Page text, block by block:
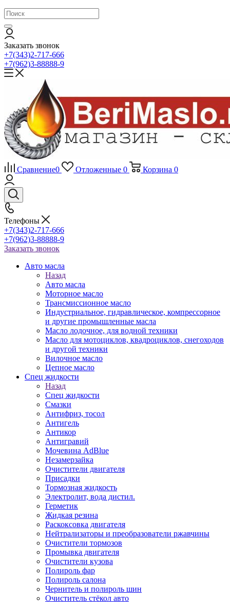
Заказать звонок
+7(343)2-717-666
+7(962)3-88888-9
Сравнение0 Отложенные 0 Корзина 0
Телефоны
+7(343)2-717-666
+7(962)3-88888-9
Заказать звонок
Авто масла
Назад
Авто масла
Моторное масло
Трансмиссионное масло
Индустриальное, гидравлическое, компрессорное
и другие промышленные масла
Масло лодочное, для водной техники
Масло для мотоциклов, квадроциклов, снегоходов
и другой техники
Вилочное масло
Цепное масло
Спец жидкости
Назад
Спец жидкости
Смазки
Антифриз, тосол
Антигель
Антикор
Антигравий
Мочевина AdBlue
Незамерзайка
Очистители двигателя
Присадки
Тормозная жидкость
Электролит, вода дистил.
Герметик
Жидкая резина
Раскоксовка двигателя
Нейтрализаторы и преобразователи ржавчины
Очистители тормозов
Промывка двигателя
Очистители кузова
Полироль фар
Полироль салона
Чернитель и полироль шин
Очиститель стёкол авто